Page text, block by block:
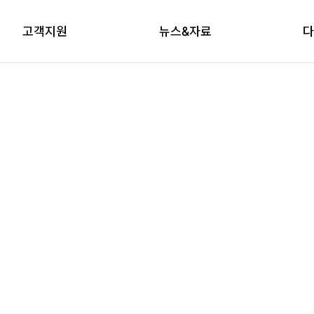
고객지원 뉴스&자료